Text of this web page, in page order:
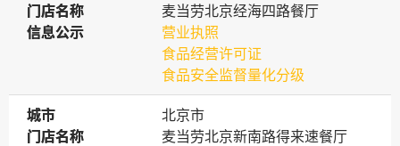
门店名称
门店名称
麦当劳北京经海四路餐厅
信息公示
信息公示
营业执照
食品经营许可证
食品安全监督量化分级
城市
城市
北京市
门店名称
门店名称
麦当劳北京新南路得来速餐厅